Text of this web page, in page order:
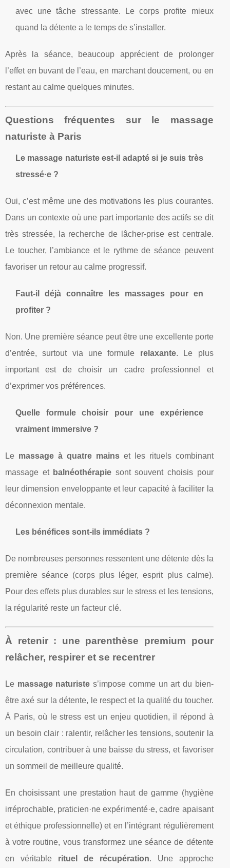
avec une tâche stressante. Le corps profite mieux
quand la détente a le temps de s’installer.
Après la séance, beaucoup apprécient de prolonger
l’effet en buvant de l’eau, en marchant doucement, ou en
restant au calme quelques minutes.
Questions fréquentes sur le massage
naturiste à Paris
Le massage naturiste est-il adapté si je suis très
stressé·e ?
Oui, c’est même une des motivations les plus courantes.
Dans un contexte où une part importante des actifs se dit
très stressée, la recherche de lâcher-prise est centrale.
Le toucher, l’ambiance et le rythme de séance peuvent
favoriser un retour au calme progressif.
Faut-il déjà connaître les massages pour en
profiter ?
Non. Une première séance peut être une excellente porte
d’entrée, surtout via une formule relaxante. Le plus
important est de choisir un cadre professionnel et
d’exprimer vos préférences.
Quelle formule choisir pour une expérience
vraiment immersive ?
Le massage à quatre mainset les rituels combinant
massage et balnéothérapie sont souvent choisis pour
leur dimension enveloppante et leur capacité à faciliter la
déconnexion mentale.
Les bénéfices sont-ils immédiats ?
De nombreuses personnes ressentent une détente dès la
première séance (corps plus léger, esprit plus calme).
Pour des effets plus durables sur le stress et les tensions,
la régularité reste un facteur clé.
À retenir : une parenthèse premium pour
relâcher, respirer et se recentrer
Le massage naturiste s’impose comme un art du bien-
être axé sur la détente, le respect et la qualité du toucher.
À Paris, où le stress est un enjeu quotidien, il répond à
un besoin clair : ralentir, relâcher les tensions, soutenir la
circulation, contribuer à une baisse du stress, et favoriser
un sommeil de meilleure qualité.
En choisissant une prestation haut de gamme (hygiène
irréprochable, praticien·ne expérimenté·e, cadre apaisant
et éthique professionnelle) et en l’intégrant régulièrement
à votre routine, vous transformez une séance de détente
en véritable rituel de récupération. Une approche